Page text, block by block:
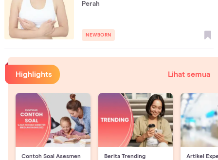
Perah
NEWBORN
Highlights Lihat semua
Contoh Soal Asesmen
Berita Trending
Artikel